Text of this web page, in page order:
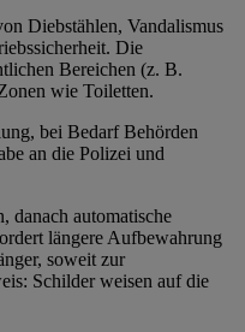
Diebstählen, Vandalismus
Die
Bereichen (z. B.
wie Toiletten.
bei Bedarf Behörden
an die Polizei und
danach automatische
längere Aufbewahrung
soweit zur
Schilder weisen auf die